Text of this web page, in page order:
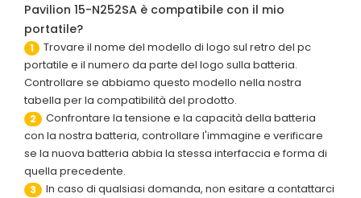
Pavilion 15-N252SA è compatibile con il mio
portatile?
1
Trovare il nome del modello di logo sul retro del pc
portatile e il numero da parte del logo sulla batteria.
Controllare se abbiamo questo modello nella nostra
tabella per la compatibilità del prodotto.
2
Confrontare la tensione e la capacità della batteria
con la nostra batteria, controllare l'immagine e verificare
se la nuova batteria abbia la stessa interfaccia e forma di
quella precedente.
3
In caso di qualsiasi domanda, non esitare a contattarci